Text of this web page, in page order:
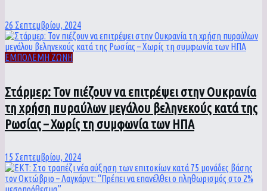
26 Σεπτεμβρίου, 2024
ΕΜΠΟΛΕΜΗ ΖΩΝΗ
Στάρμερ: Τον πιέζουν να επιτρέψει στην Ουκρανία
τη χρήση πυραύλων μεγάλου βεληνεκούς κατά της
Ρωσίας – Χωρίς τη συμφωνία των ΗΠΑ
15 Σεπτεμβρίου, 2024